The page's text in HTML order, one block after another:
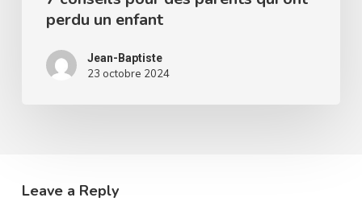
perdu un enfant
Jean-Baptiste
23 octobre 2024
Leave a Reply